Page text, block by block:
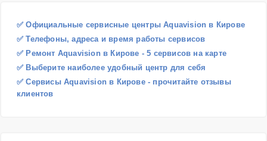
✅ Официальные сервисные центры Aquavision в Кирове
✅ Телефоны, адреса и время работы сервисов
✅ Ремонт Aquavision в Кирове - 5 сервисов на карте
✅ Выберите наиболее удобный центр для себя
✅ Сервисы Aquavision в Кирове - прочитайте отзывы
клиентов